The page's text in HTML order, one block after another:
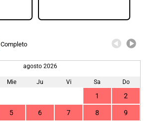
Completo
agosto 2026
Mie Ju Vi Sa Do
1 2
5 6 7 8 9